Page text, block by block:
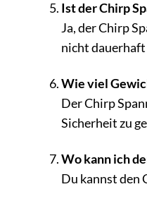
Ist der Chirp
Ja, der Chirp
nicht dauerhaft
Wie viel
Der Chirp
Sicherheit zu
Wo kann ich
Du kannst den